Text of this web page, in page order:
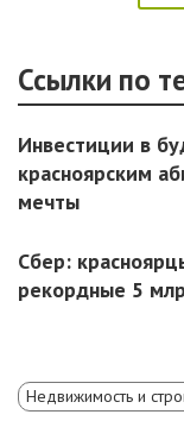
Ссылки по
Инвестиции в
красноярским
мечты
Сбер:
рекордные 5
Недвижимость и